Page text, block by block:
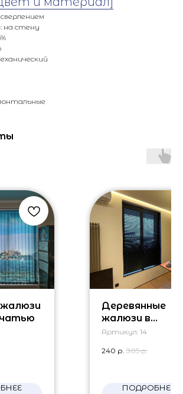
на стену
Деревянные
жалюзи в
гостиную
Артикул: 14
240 р. 305 р.
ПОДРОБНЕЕ